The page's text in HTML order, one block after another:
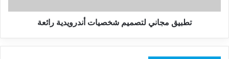
تطبيق مجاني لتصميم شخصيات أندرويدية رائعة